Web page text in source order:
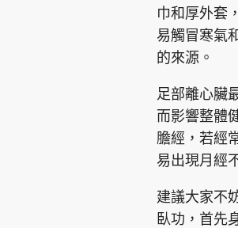
集團旗下品牌
東周刊
巾和厚外套
易觸冒寒氣
的來源。
足部離心臟
而影響整體
膽經，若經
易出現月經
建議大家不
臥功，首先